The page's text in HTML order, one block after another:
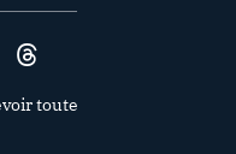
toute